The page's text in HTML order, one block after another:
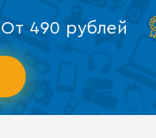
От 490 рублей